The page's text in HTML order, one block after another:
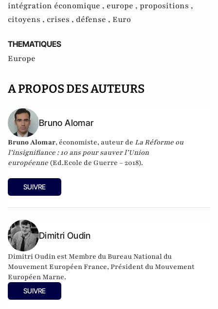
intégration économique , europe , propositions ,
citoyens , crises , défense , Euro
THEMATIQUES
Europe
A PROPOS DES AUTEURS
Bruno Alomar
Bruno Alomar, économiste, auteur de La Réforme ou
l’insignifiance : 10 ans pour sauver l’Union
européenne (Ed.Ecole de Guerre – 2018).
SUIVRE
Dimitri Oudin
Dimitri Oudin est Membre du Bureau National du
Mouvement Européen France, Président du Mouvement
Européen Marne.
SUIVRE